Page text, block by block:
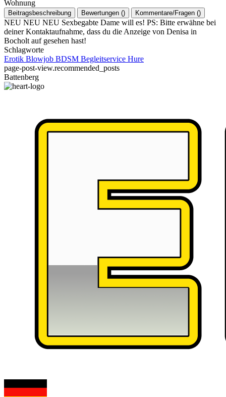
Wohnung
Beitragsbeschreibung Bewertungen () Kommentare/Fragen ()
NEU NEU NEU Sexbegabte Dame will es! PS: Bitte erwähne bei
deiner Kontaktaufnahme, dass du die Anzeige von Denisa in
Bocholt auf gesehen hast!
Schlagworte
Erotik Blowjob BDSM Begleitservice Hure
page-post-view.recommended_posts
Battenberg